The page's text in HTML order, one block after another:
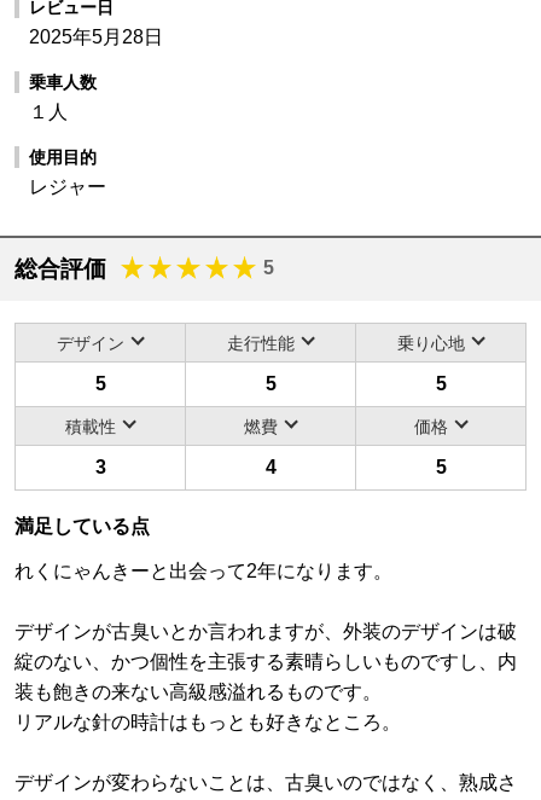
レビュー日
2025年5月28日
乗車人数
１人
使用目的
レジャー
総合評価 5
デザイン 走行性能 乗り心地
5 5 5
積載性 燃費 価格
3 4 5
満足している点
れくにゃんきーと出会って2年になります。
デザインが古臭いとか言われますが、外装のデザインは破
綻のない、かつ個性を主張する素晴らしいものですし、内
装も飽きの来ない高級感溢れるものです。
リアルな針の時計はもっとも好きなところ。
デザインが変わらないことは、古臭いのではなく、熟成さ